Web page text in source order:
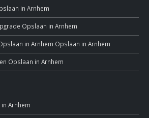
in Arnhem
Opslaan in Arnhem
in Arnhem Opslaan in Arnhem
Opslaan in Arnhem
Arnhem